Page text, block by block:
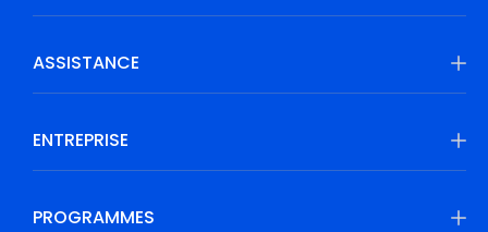
ASSISTANCE
ENTREPRISE
PROGRAMMES